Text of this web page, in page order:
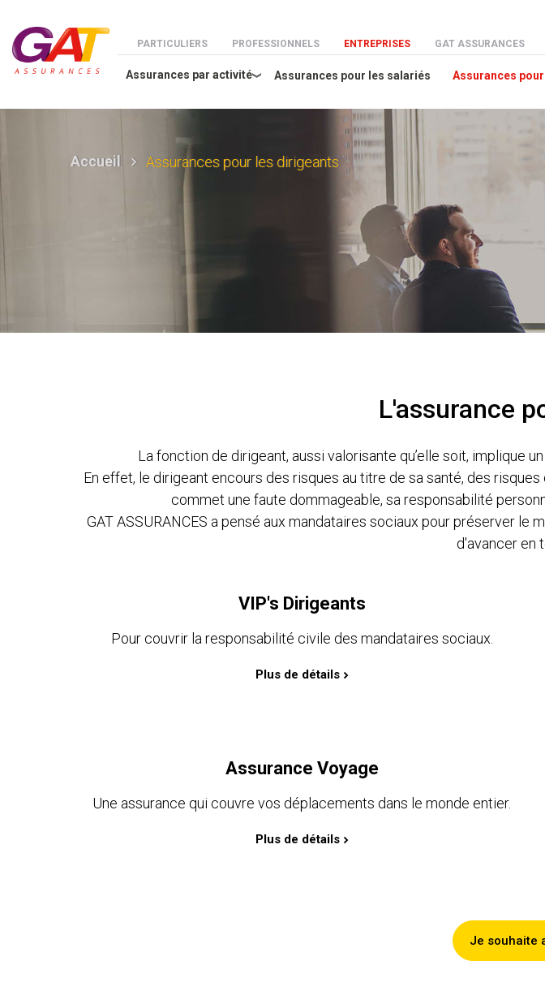
Menu espaces
PARTICULIERS PROFESSIONNELS ENTREPRISES GAT ASSURANCES
Assurances par activité Assurances pour les salariés Assurances
Accueil Assurances pour les dirigeants
L'assurance
La fonction de dirigeant, aussi valorisante qu’elle soit, implique
En effet, le dirigeant encours des risques au titre de sa santé, des
commet une faute dommageable, sa responsabilité
GAT ASSURANCES a pensé aux mandataires sociaux pour préserver
d'avancer en
VIP's Dirigeants
Pour couvrir la responsabilité civile des mandataires sociaux.
Plus de détails
Assurance Voyage
Une assurance qui couvre vos déplacements dans le monde entier.
Plus de détails
Je souhaite